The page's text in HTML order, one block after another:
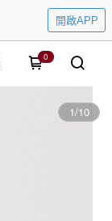
開啟APP
0
1/10